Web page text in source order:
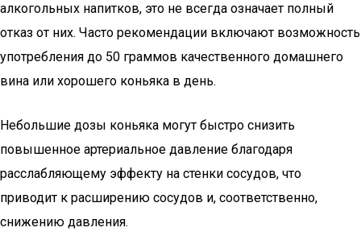
алкогольных напитков, это не всегда означает полный
отказ от них. Часто рекомендации включают возможность
употребления до 50 граммов качественного домашнего
вина или хорошего коньяка в день.
Небольшие дозы коньяка могут быстро снизить
повышенное артериальное давление благодаря
расслабляющему эффекту на стенки сосудов, что
приводит к расширению сосудов и, соответственно,
снижению давления.